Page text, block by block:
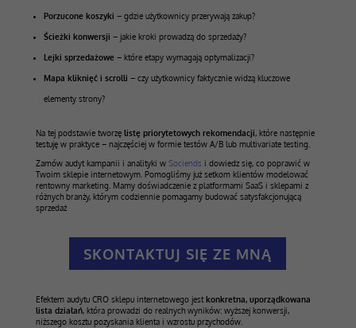
Porzucone koszyki – gdzie użytkownicy przerywają zakup?
Ścieżki konwersji – jakie kroki prowadzą do sprzedaży?
Lejki sprzedażowe– które etapy wymagają optymalizacji?
Mapa kliknięć i scrolli – czy użytkownicy faktycznie widzą kluczowe
elementy strony?
Na tej podstawie tworzę listę priorytetowych rekomendacji, które następnie
testuję w praktyce – najczęściej w formie testów A/B lub multivariate testing.
Zamów audyt kampanii i analityki w Sociends i dowiedz się, co poprawić w
Twoim sklepie internetowym. Pomogliśmy już setkom klientów modelować
rentowny marketing. Mamy doświadczenie z platformami SaaS i sklepami z
różnych branży, którym codziennie pomagamy budować satysfakcjonującą
sprzedaż
SKONTAKTUJ SIĘ ZE MNĄ
Efektem audytu CRO sklepu internetowego jestkonkretna, uporządkowana
lista działań, która prowadzi do realnych wyników: wyższej konwersji,
niższego kosztu pozyskania klienta i wzrostu przychodów.